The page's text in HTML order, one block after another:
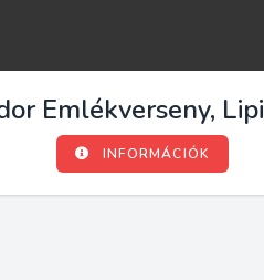
Emlékverseny,
INFORMÁCIÓK